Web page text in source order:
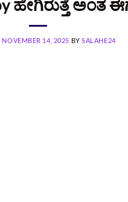
ಹೇಗಿರುತ್ತೆ ಅಂತ
NOVEMBER 14, 2025 BYSALAHE24